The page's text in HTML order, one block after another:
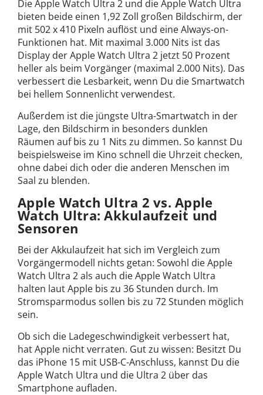
Die Apple Watch Ultra 2 und die Apple Watch Ultra
bieten beide einen 1,92 Zoll großen Bildschirm, der
mit 502 x 410 Pixeln auflöst und eine Always-on-
Funktionen hat. Mit maximal 3.000 Nits ist das
Display der Apple Watch Ultra 2 jetzt 50 Prozent
heller als beim Vorgänger (maximal 2.000 Nits). Das
verbessert die Lesbarkeit, wenn Du die Smartwatch
bei hellem Sonnenlicht verwendest.
Außerdem ist die jüngste Ultra-Smartwatch in der
Lage, den Bildschirm in besonders dunklen
Räumen auf bis zu 1 Nits zu dimmen. So kannst Du
beispielsweise im Kino schnell die Uhrzeit checken,
ohne dabei dich oder die anderen Menschen im
Saal zu blenden.
Apple Watch Ultra 2 vs. Apple
Watch Ultra: Akkulaufzeit und
Sensoren
Bei der Akkulaufzeit hat sich im Vergleich zum
Vorgängermodell nichts getan: Sowohl die Apple
Watch Ultra 2 als auch die Apple Watch Ultra
halten laut Apple bis zu 36 Stunden durch. Im
Stromsparmodus sollen bis zu 72 Stunden möglich
sein.
Ob sich die Ladegeschwindigkeit verbessert hat,
hat Apple nicht verraten. Gut zu wissen: Besitzt Du
das iPhone 15 mit USB-C-Anschluss, kannst Du die
Apple Watch Ultra und die Ultra 2 über das
Smartphone aufladen.